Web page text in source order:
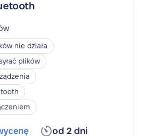
nie działa
plików
od 2 dni